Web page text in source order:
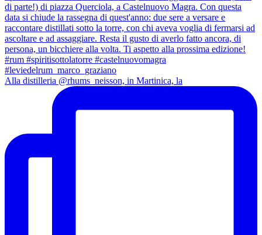
Alla distilleria @rhums_neisson, in Martinica, la